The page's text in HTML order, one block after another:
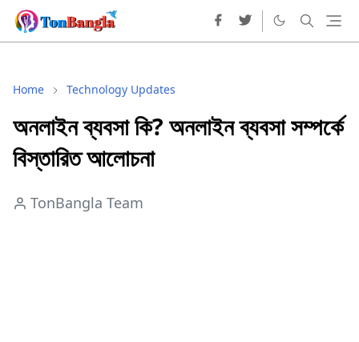
Home Technology Updates
অনলাইন ব্যবসা কি? অনলাইন ব্যবসা সম্পর্কে
বিস্তারিত আলোচনা
TonBangla Team